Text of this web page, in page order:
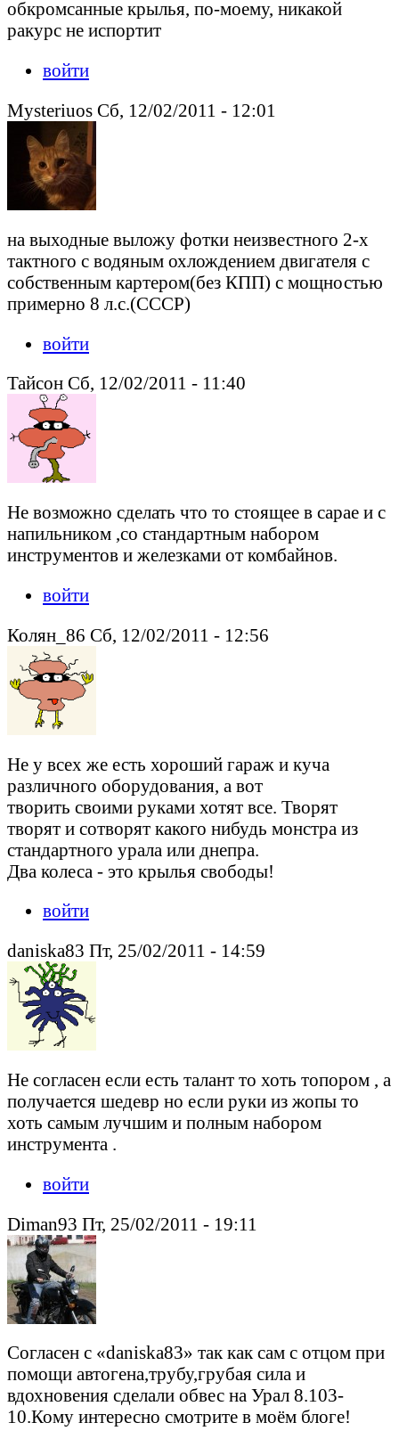
обкромсанные крылья, по-моему, никакой
ракурс не испортит
войти
Mysteriuos Сб, 12/02/2011 - 12:01
на выходные выложу фотки неизвестного 2-х
тактного с водяным охлождением двигателя с
собственным картером(без КПП) с мощностью
примерно 8 л.с.(СССР)
войти
Тайсон Сб, 12/02/2011 - 11:40
Не возможно сделать что то стоящее в сарае и с
напильником ,со стандартным набором
инструментов и железками от комбайнов.
войти
Колян_86 Сб, 12/02/2011 - 12:56
Не у всех же есть хороший гараж и куча
различного оборудования, а вот
творить своими руками хотят все. Творят
творят и сотворят какого нибудь монстра из
стандартного урала или днепра.
Два колеса - это крылья свободы!
войти
daniska83 Пт, 25/02/2011 - 14:59
Не согласен если есть талант то хоть топором , а
получается шедевр но если руки из жопы то
хоть самым лучшим и полным набором
инструмента .
войти
Diman93 Пт, 25/02/2011 - 19:11
Согласен с «daniska83» так как сам с отцом при
помощи автогена,трубу,грубая сила и
вдохновения сделали обвес на Урал 8.103-
10.Кому интересно смотрите в моём блоге!